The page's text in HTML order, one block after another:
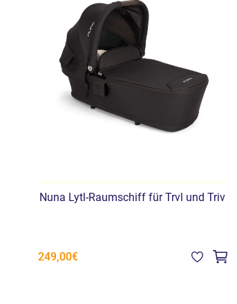
Nuna Lytl-Raumschiff für Trvl und Triv
249,00€